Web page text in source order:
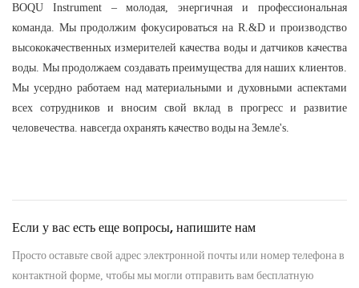
BOQU Instrument – ​​молодая, энергичная и профессиональная
команда. Мы продолжим фокусироваться на R.&D и производство
высококачественных измерителей качества воды и датчиков качества
воды. Мы продолжаем создавать преимущества для наших клиентов.
Мы усердно работаем над материальными и духовными аспектами
всех сотрудников и вносим свой вклад в прогресс и развитие
человечества. навсегда охранять качество воды на Земле's.
Если у вас есть еще вопросы, напишите нам
Просто оставьте свой адрес электронной почты или номер телефона в
контактной форме, чтобы мы могли отправить вам бесплатную